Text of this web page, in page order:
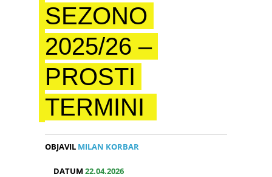
SEZONO
2025/26 –
PROSTI
TERMINI
OBJAVIL MILAN KORBAR
DATUM22.04.2026